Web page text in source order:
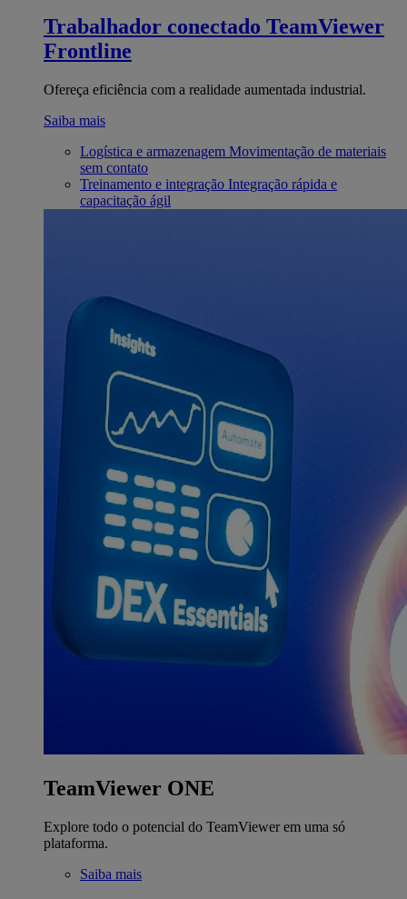
Trabalhador conectado TeamViewer
Frontline
Ofereça eficiência com a realidade aumentada industrial.
Saiba mais
Logística e armazenagem Movimentação de materiais
sem contato
Treinamento e integração Integração rápida e
capacitação ágil
TeamViewer ONE
Explore todo o potencial do TeamViewer em uma só
plataforma.
Saiba mais